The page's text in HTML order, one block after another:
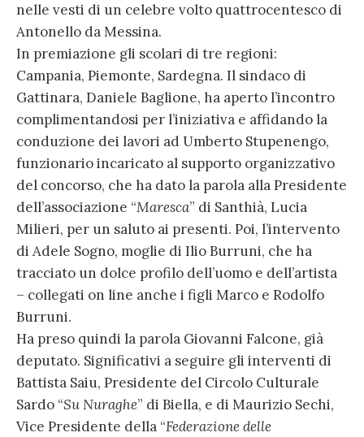
nelle vesti di un celebre volto quattrocentesco di
Antonello da Messina.
In premiazione gli scolari di tre regioni:
Campania, Piemonte, Sardegna. Il sindaco di
Gattinara, Daniele Baglione, ha aperto l’incontro
complimentandosi per l’iniziativa e affidando la
conduzione dei lavori ad Umberto Stupenengo,
funzionario incaricato al supporto organizzativo
del concorso, che ha dato la parola alla Presidente
dell’associazione “Maresca” di Santhià, Lucia
Milieri, per un saluto ai presenti. Poi, l’intervento
di Adele Sogno, moglie di Ilio Burruni, che ha
tracciato un dolce profilo dell’uomo e dell’artista
– collegati on line anche i figli Marco e Rodolfo
Burruni.
Ha preso quindi la parola Giovanni Falcone, già
deputato. Significativi a seguire gli interventi di
Battista Saiu, Presidente del Circolo Culturale
Sardo “Su Nuraghe” di Biella, e di Maurizio Sechi,
Vice Presidente della “Federazione delle